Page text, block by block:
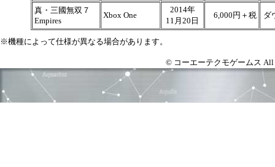
真・三國無双７
Empires
Xbox One
2014年
11月20日
6,000円＋税 ダ
※機種によって仕様が異なる場合があります。
© コーエーテクモゲームス All